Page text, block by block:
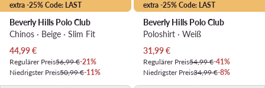
extra -25% Code: LAST
Beverly Hills Polo Club
Chinos · Beige · Slim Fit
Aktueller Preis
44,99€
Regulärer Preis56,99 €-21%
Niedrigster Preis50,99 €-11%
extra -25% Code: LAST
Beverly Hills Polo Club
Poloshirt · Weiß
Aktueller Preis
31,99€
Regulärer Preis54,99 €-41%
Niedrigster Preis34,99 €-8%